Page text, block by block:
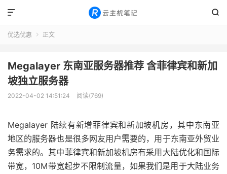


优选优惠  正文
Megalayer 东南亚服务器推荐 含菲律宾和新加
坡独立服务器
2022-04-02 14:51:24 阅读(769)
Megalayer 陆续有新增菲律宾和新加坡机房，其中东南亚
地区的服务器也是很多网友用户需要的，用于东南亚外贸业
务需求的。其中菲律宾和新加坡机房有采用大陆优化和国际
带宽，10M带宽起步不限制流量，如果我们是用于大陆业务